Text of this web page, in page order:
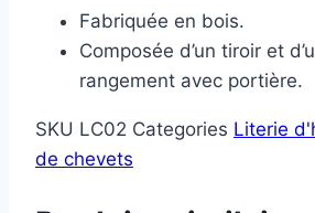
Fabriquée en bois.
Composée d’un tiroir et
rangement avec portière.
SKU LC02 Categories Literie
de chevets